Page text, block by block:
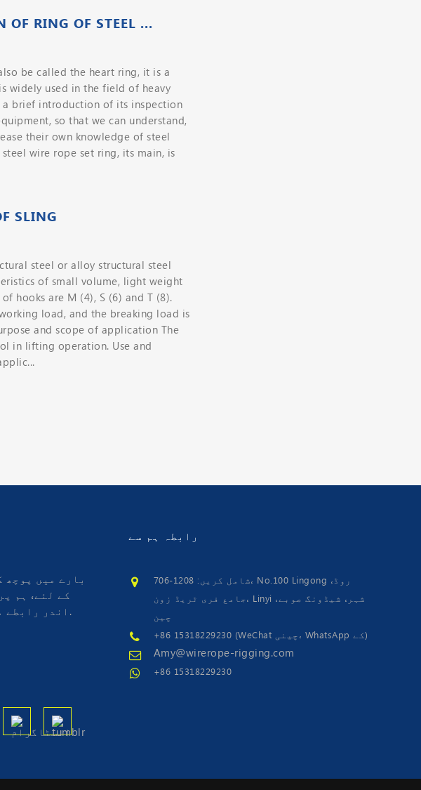
OF RING OF STEEL ...
be called the heart ring, it is a
widely used in the field of heavy
brief introduction of its inspection
so that we can understand,
their own knowledge of steel
wire rope set ring, its main, is
SLING
steel or alloy structural steel
of small volume, light weight
hooks are M (4), S (6) and T (8).
load, and the breaking load is
and scope of application The
in lifting operation. Use and
اندر رابطے میں ہو جائے گا، براہ مہربانی.
رابطہ ہم سے
شامل کریں: 1208-706، No.100 Lingong روڈ،
جامع فری ٹریڈ زون، Linyi شہر، شیڈونگ صوبے،
+86 15318229230 (WeChat چینی، WhatsApp کے)
Amy@wirerope-rigging.com
+86 15318229230